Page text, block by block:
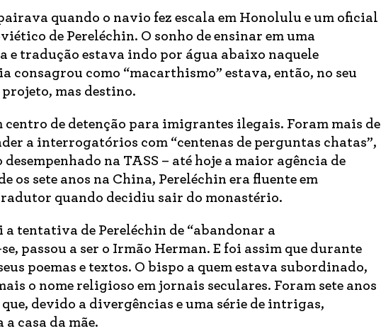
quando o navio fez escala em Honolulu e um oficial
de Pereléchin. O sonho de ensinar em uma
tradução estava indo por água abaixo naquele
consagrou como “macarthismo” estava, então, no seu
mas destino.
de detenção para imigrantes ilegais. Foram mais de
a interrogatórios com “centenas de perguntas chatas”,
na TASS – até hoje a maior agência de
os sete anos na China, Pereléchin era fluente em
quando decidiu sair do monastério.
a tentativa de Pereléchin de “abandonar a
passou a ser o Irmão Herman. E foi assim que durante
poemas e textos. O bispo a quem estava subordinado,
o nome religioso em jornais seculares. Foram sete anos
devido a divergências e uma série de intrigas,
casa da mãe.